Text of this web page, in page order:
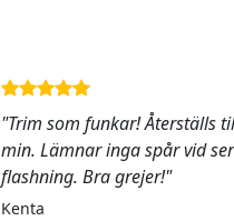
"Trim som funkar! Återställs
min. Lämnar inga spår vid
flashning. Bra grejer!"
Kenta